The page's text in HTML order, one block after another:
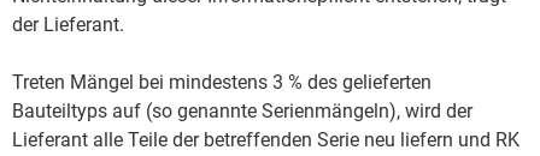
der Lieferant.
Treten Mängel bei mindestens 3 % des gelieferten
Bauteiltyps auf (so genannte Serienmängeln), wird der
Lieferant alle Teile der betreffenden Serie neu liefern und RK